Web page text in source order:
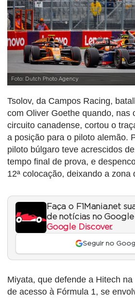
Foto: Dutch Photo Agency
Tsolov, da Campos Racing,
com Oliver Goethe quando, nas
circuito canadense, cortou o
a posição para o piloto alemão.
piloto búlgaro teve acrescidos
tempo final de prova, e
12ª colocação, deixando a zona
Faça o F1Mania.net
de notícias no
Google Discover.
Seguir no
Miyata, que defende a Hitech
de acesso à Fórmula 1, se